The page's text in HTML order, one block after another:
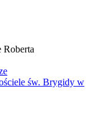
św. Brygidy w